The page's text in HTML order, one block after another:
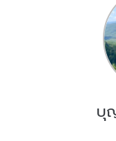
บุ